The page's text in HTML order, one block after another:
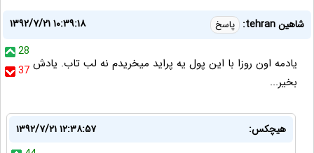
شاهین tehran: پاسخ
۱۳۹۲/۷/۲۱ ۱۰:۳۹:۱۸
28
37 یادمه اون روزا با این پول یه پراید میخریدم نه لب تاب. یادش
بخیر...
هیچکس:
۱۳۹۲/۷/۲۱ ۱۲:۳۸:۵۷